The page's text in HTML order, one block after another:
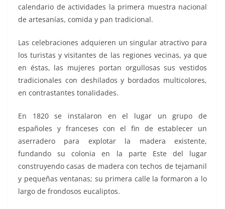
calendario de actividades la primera muestra nacional
de artesanías, comida y pan tradicional.
Las celebraciones adquieren un singular atractivo para
los turistas y visitantes de las regiones vecinas, ya que
en éstas, las mujeres portan orgullosas sus vestidos
tradicionales con deshilados y bordados multicolores,
en contrastantes tonalidades.
En 1820 se instalaron en el lugar un grupo de
españoles y franceses con el fin de establecer un
aserradero para explotar la madera existente,
fundando su colonia en la parte Este del lugar
construyendo casas de madera con techos de tejamanil
y pequeñas ventanas; su primera calle la formaron a lo
largo de frondosos eucaliptos.